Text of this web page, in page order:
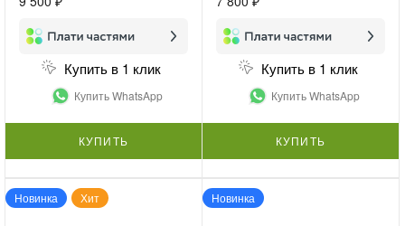
Купить в 1 клик
Купить WhatsApp
КУПИТЬ
Купить в 1 клик
Купить WhatsApp
КУПИТЬ
Новинка Хит Новинка